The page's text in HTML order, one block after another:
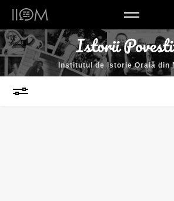
Institutul de Istorie
Institutul de Istorie Orală din